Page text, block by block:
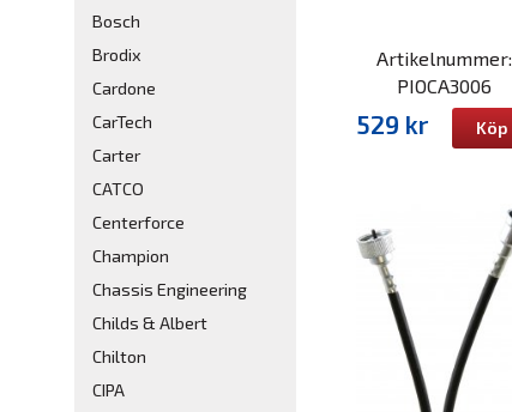
Bosch
Brodix
Cardone
CarTech
Carter
CATCO
Centerforce
Champion
Chassis Engineering
Childs & Albert
Chilton
CIPA
Artikelnummer:
PIOCA3006
529 kr Köp